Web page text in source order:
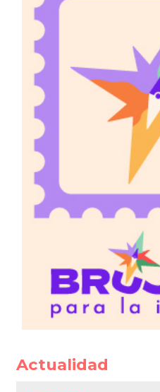
Actualidad